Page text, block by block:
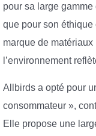
pour sa large
que pour son
marque de
l’environnement
Allbirds a opté pour
consommateur »,
Elle propose une